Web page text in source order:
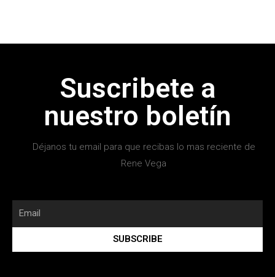
Suscribete a
nuestro boletín
Déjanos tu email para que recibas lo mas reciente de
Rene Vega
SUBSCRIBE